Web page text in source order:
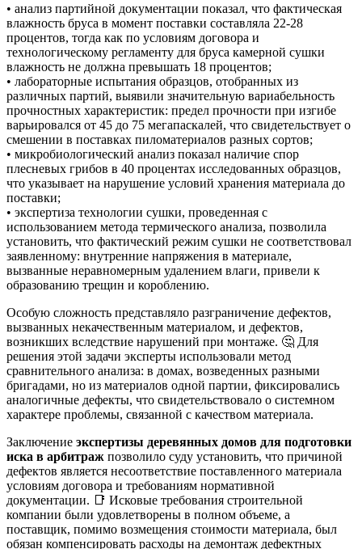
• анализ партийной документации показал, что фактическая
влажность бруса в момент поставки составляла 22-28
процентов, тогда как по условиям договора и
технологическому регламенту для бруса камерной сушки
влажность не должна превышать 18 процентов;
• лабораторные испытания образцов, отобранных из
различных партий, выявили значительную вариабельность
прочностных характеристик: предел прочности при изгибе
варьировался от 45 до 75 мегапаскалей, что свидетельствует о
смешении в поставках пиломатериалов разных сортов;
• микробиологический анализ показал наличие спор
плесневых грибов в 40 процентах исследованных образцов,
что указывает на нарушение условий хранения материала до
поставки;
• экспертиза технологии сушки, проведенная с
использованием метода термического анализа, позволила
установить, что фактический режим сушки не соответствовал
заявленному: внутренние напряжения в материале,
вызванные неравномерным удалением влаги, привели к
образованию трещин и короблению.
Особую сложность представляло разграничение дефектов,
вызванных некачественным материалом, и дефектов,
возникших вследствие нарушений при монтаже. 🤔 Для
решения этой задачи эксперты использовали метод
сравнительного анализа: в домах, возведенных разными
бригадами, но из материалов одной партии, фиксировались
аналогичные дефекты, что свидетельствовало о системном
характере проблемы, связанной с качеством материала.
Заключение экспертизы деревянных домов для подготовки
иска в арбитраж позволило суду установить, что причиной
дефектов является несоответствие поставленного материала
условиям договора и требованиям нормативной
документации. 📑 Исковые требования строительной
компании были удовлетворены в полном объеме, а
поставщик, помимо возмещения стоимости материала, был
обязан компенсировать расходы на демонтаж дефектных